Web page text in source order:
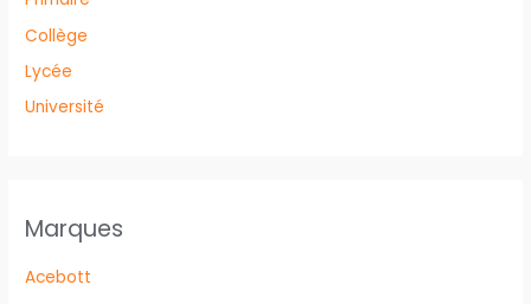
Collège
Lycée
Université
Marques
Acebott